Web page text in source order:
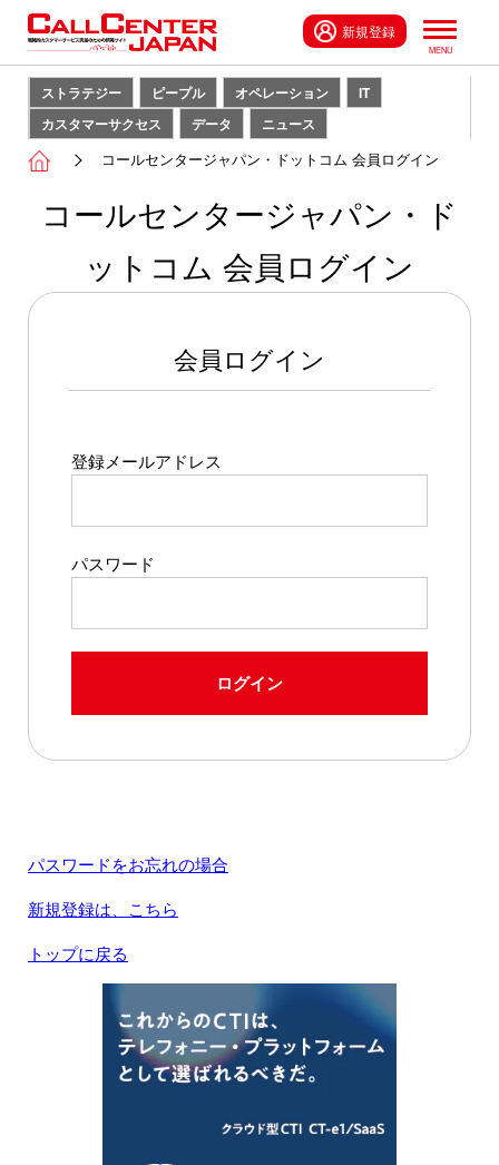
新規登録
ストラテジー ピープル オペレーション
IT
カスタマーサクセス
データ ニュース
コールセンタージャパン・ドットコム 会員ログイン
コールセンタージャパン・ド
ットコム 会員ログイン
会員ログイン
登録メールアドレス
パスワード
ログイン
パスワードをお忘れの場合
新規登録は、こちら
トップに戻る